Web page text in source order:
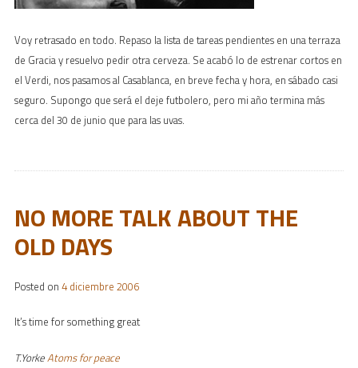
Voy retrasado en todo. Repaso la lista de tareas pendientes en una terraza
de Gracia y resuelvo pedir otra cerveza. Se acabó lo de estrenar cortos en
el Verdi, nos pasamos al Casablanca, en breve fecha y hora, en sábado casi
seguro. Supongo que será el deje futbolero, pero mi año termina más
cerca del 30 de junio que para las uvas.
NO MORE TALK ABOUT THE
OLD DAYS
Posted on 4 diciembre 2006
It’s time for something great
T.YorkeAtoms for peace